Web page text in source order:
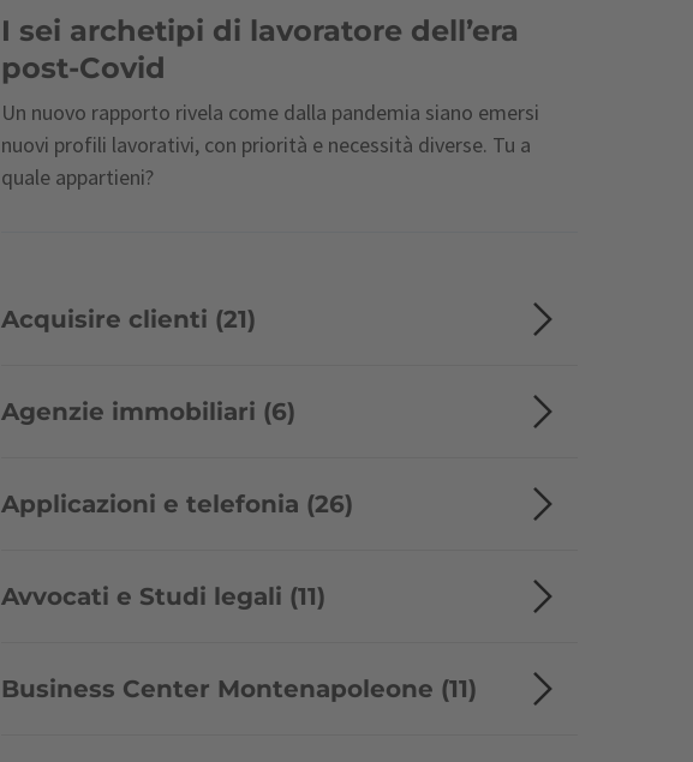
I sei archetipi di lavoratore dell’era
post-Covid
Un nuovo rapporto rivela come dalla pandemia siano emersi
nuovi profili lavorativi, con priorità e necessità diverse. Tu a
quale appartieni?
Acquisire clienti (21)
Agenzie immobiliari (6)
Applicazioni e telefonia (26)
Avvocati e Studi legali (11)
Business Center Montenapoleone (11)